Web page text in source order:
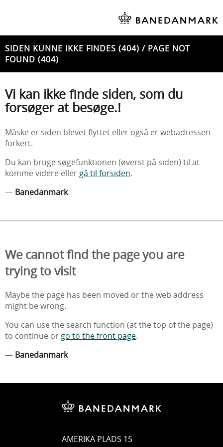
SIDEN KUNNE IKKE FINDES (404) / PAGE NOT
FOUND (404)
Vi kan ikke finde siden, som du
forsøger at besøge.!
Måske er siden blevet flyttet eller også er webadressen
forkert.
Du kan bruge søgefunktionen (øverst på siden) til at
komme videre eller gå til forsiden.
— Banedanmark
We cannot find the page you are
trying to visit
Maybe the page has been moved or the web address
might be wrong.
You can use the search function (at the top of the page)
to continue or go to the front page.
— Banedanmark
AMERIKA PLADS 15